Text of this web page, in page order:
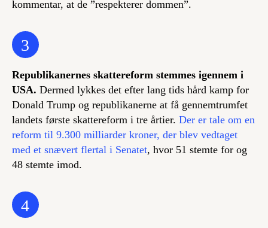
kommentar, at de ”respekterer dommen”.
3
Republikanernes skattereform stemmes igennem i
USA. Dermed lykkes det efter lang tids hård kamp for
Donald Trump og republikanerne at få gennemtrumfet
landets første skattereform i tre årtier. Der er tale om en
reform til 9.300 milliarder kroner, der blev vedtaget
med et snævert flertal i Senatet, hvor 51 stemte for og
48 stemte imod.
4